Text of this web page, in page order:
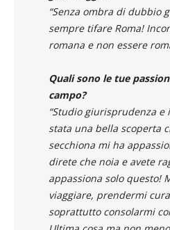
gemellaggio?
“Senza ombra di dubbio
sempre tifare Roma!
Quali sono le tue
campo?
“Studio giurisprudenza e
stata una bella scoperta
secchiona mi ha
direte che noia e avete
appassiona solo questo!
viaggiare, prendermi
soprattutto consolarmi